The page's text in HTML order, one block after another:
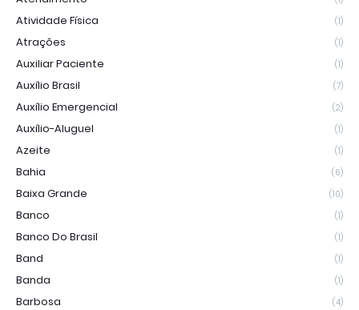
Atividade Física (1)
Atrações (1)
Auxiliar Paciente (1)
Auxílio Brasil (7)
Auxílio Emergencial (2)
Auxílio-Aluguel (1)
Azeite (1)
Bahia (6)
Baixa Grande (10)
Banco (1)
Banco Do Brasil (1)
Band (1)
Banda (1)
Barbosa (4)